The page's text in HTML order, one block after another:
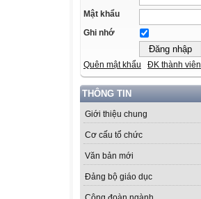
Mật khẩu
Ghi nhớ
Quên mật khẩu ĐK thành viên
THÔNG TIN
Giới thiệu chung
Cơ cấu tổ chức
Văn bản mới
Đảng bộ giáo dục